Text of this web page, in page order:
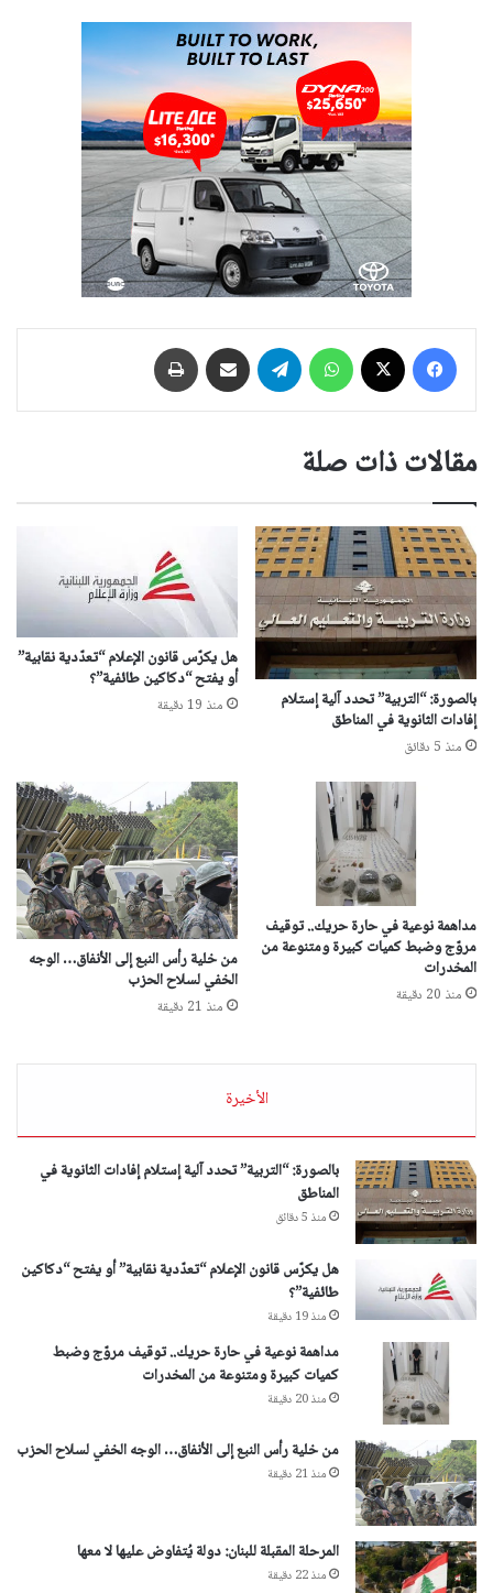
فيسبوك واتساب تيلقرام مشاركة عبر البريد
مقالات ذات صلة
بالصورة: “التربية” تحدد آلية إستلام
إفادات الثانوية في المناطق
منذ 5 دقائق
هل يكرّس قانون الإعلام “تعدّدية نقابية”
أو يفتح “دكاكين طائفية”؟
منذ 19 دقيقة
مداهمة نوعية في حارة حريك.. توقيف
مروّج وضبط كميات كبيرة ومتنوعة من
المخدرات
منذ 20 دقيقة
من خلية رأس النبع إلى الأنفاق… الوجه
الخفي لسلاح الحزب
منذ 21 دقيقة
الأخيرة
بالصورة: “التربية” تحدد آلية إستلام إفادات الثانوية في
المناطق
منذ 5 دقائق
هل يكرّس قانون الإعلام “تعدّدية نقابية” أو يفتح “دكاكين
طائفية”؟
منذ 19 دقيقة
مداهمة نوعية في حارة حريك.. توقيف مروّج وضبط
كميات كبيرة ومتنوعة من المخدرات
منذ 20 دقيقة
من خلية رأس النبع إلى الأنفاق… الوجه الخفي لسلاح الحزب
منذ 21 دقيقة
المرحلة المقبلة للبنان: دولة يُتفاوض عليها لا معها
منذ 22 دقيقة